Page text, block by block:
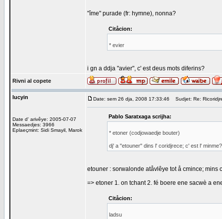
"îme" purade (fr: hymne), nonna?
Citåcion:
* evier
i gn a ddja "avier", c' est deus mots diferins?
Rivni al copete
lucyin
Date d' arivêye: 2005-07-07
Messaedjes: 3966
Eplaeçmint: Sidi Smayil, Marok
Date: sem 26 dja, 2008 17:33:46 Sudjet: Re:
Pablo Saratxaga scrijha:
* etoner (codjowaedje bouter)
dj' a "etouner" dins l' coridjrece; c' est l' minme?
etouner : sorwalonde atåvlêye tot å cmince;
=> etoner 1. on tchant 2. fé boere ene sacwè a
Citåcion:
ladsu